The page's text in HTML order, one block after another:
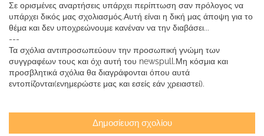
Σε ορισμένες αναρτήσεις υπάρχει περίπτωση σαν πρόλογος να
υπάρχει δικός μας σχολιασμός.Αυτή είναι η δική μας άποψη για το
θέμα και δεν υποχρεώνουμε κανέναν να την διαβάσει...
---
Τα σχόλια αντιπροσωπεύουν την προσωπική γνώμη των
συγγραφέων τους και όχι αυτή του newspull.Μη κόσμια και
προσβλητικά σχόλια θα διαγράφονται όπου αυτά
εντοπίζονται(ενημερώστε μας και εσείς εάν χρειαστεί).
Δημοσίευση σχολίου